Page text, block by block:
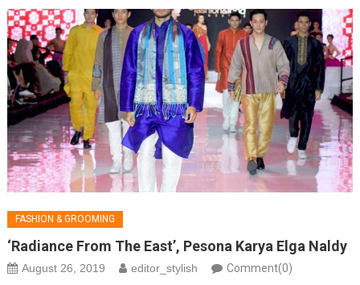
FASHION & GROOMING
‘Radiance From The East’, Pesona Karya Elga Naldy
August 26, 2019 editor_stylish Comment(0)